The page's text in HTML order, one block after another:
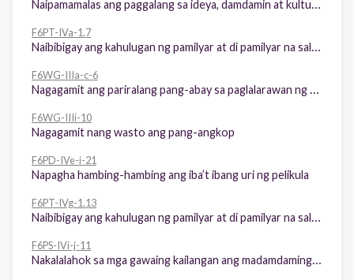
F6PT-IVa-1.7
F6WG-IIIa-c-6
F6WG-IIIi-10
Nagagamit nang wasto ang pang-angkop
F6PD-IVe-i-21
Napagha hambing-hambing ang iba’t ibang uri ng pelikula
F6PT-IVg-1.13
F6PS-IVi-j-11